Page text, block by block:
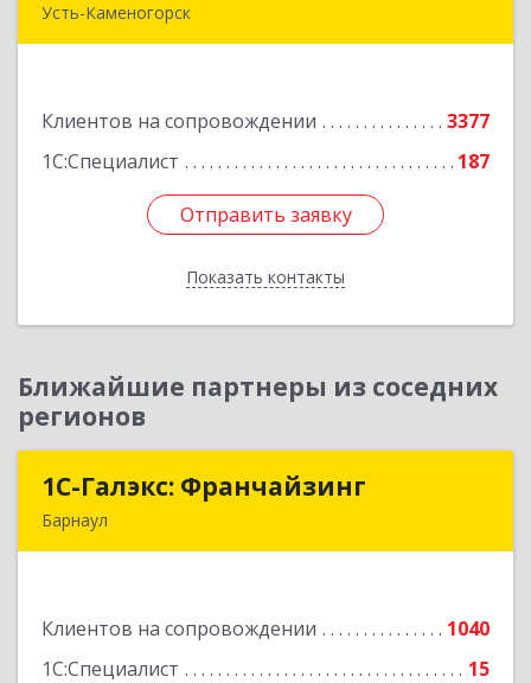
Усть-Каменогорск
Клиентов на сопровождении
3377
1С:Специалист
187
Отправить заявку
Показать контакты
Отправить заявку
Назад
Ближайшие партнеры из соседних
регионов
1С-Галэкс: Франчайзинг
Барнаул
Клиентов на сопровождении
1040
1С:Специалист
15
1С-Галэкс: Франчайзинг
Подробнее